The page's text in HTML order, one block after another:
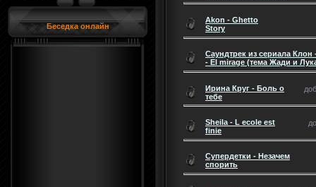
Беседка онлайн
Akon - Ghetto
Story
Саундтрек из сериала Клон
- El mirage (тема Жади и
Ирина Круг - Боль о
тебе
Sheila - L ecole est
finie
Супердетки - Незачем
спорить